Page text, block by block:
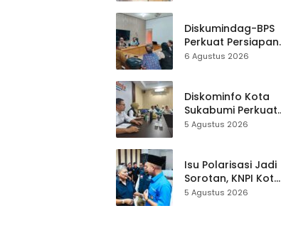
Hampir 500 Koleksi
Dipisahkan
Diskumindag-BPS
Perkuat Persiapan
Sensus Ekonomi,
Terbuka Beri Data
6 Agustus 2026
Diskominfo Kota
Sukabumi Perkuat
Satu Data
Kewilayahan
Dikebut
5 Agustus 2026
Isu Polarisasi Jadi
Sorotan, KNPI Kota
Sukabumi Ajak
5 Agustus 2026